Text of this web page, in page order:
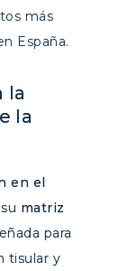
más
España.
la
la
en el
matriz
para
tisular y